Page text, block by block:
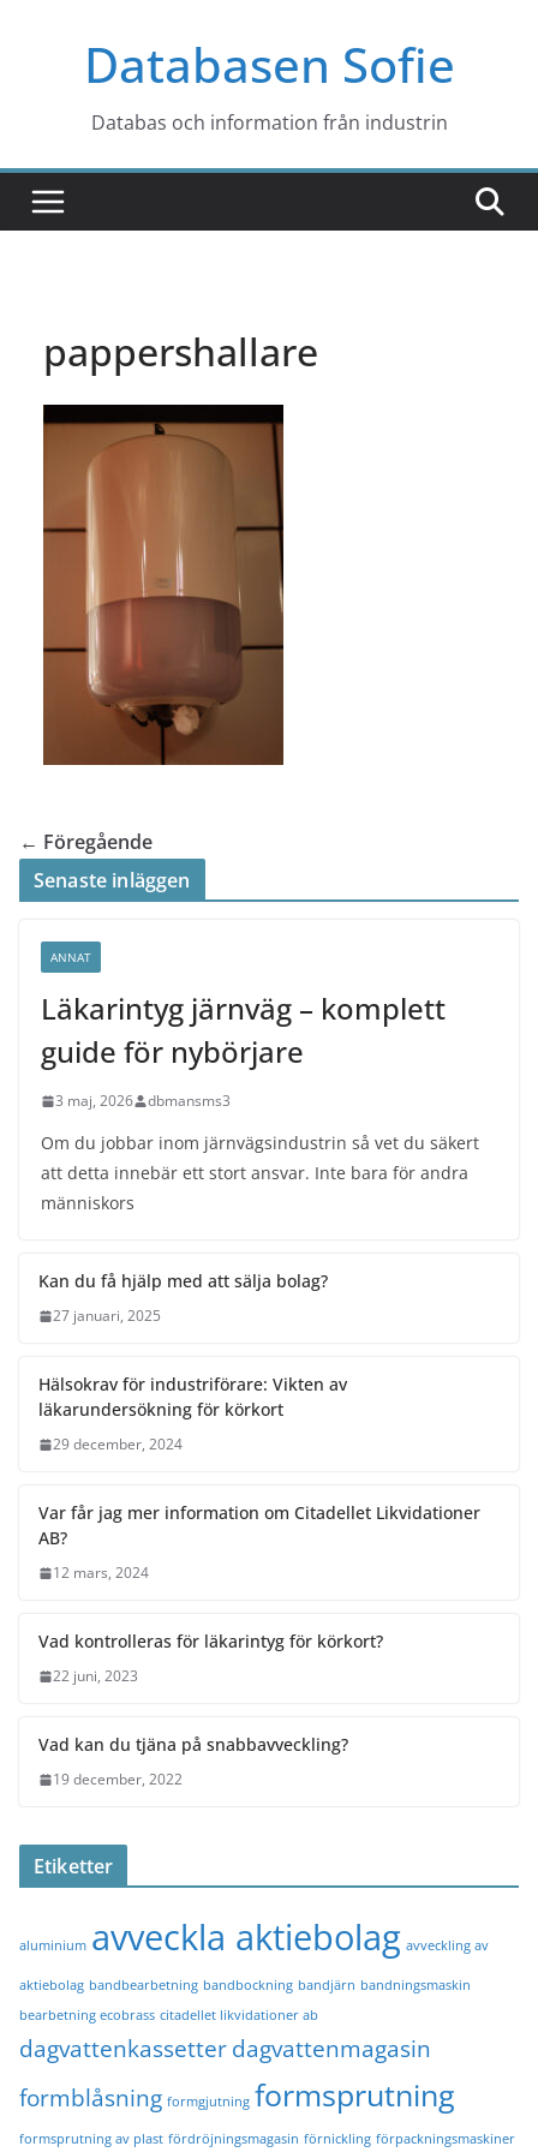
Databasen Sofie
Databas och information från industrin
pappershallare
← Föregående
Senaste inläggen
ANNAT
Läkarintyg järnväg – komplett
guide för nybörjare
3 maj, 2026 dbmansms3
Om du jobbar inom järnvägsindustrin så vet du säkert
att detta innebär ett stort ansvar. Inte bara för andra
människors
Kan du få hjälp med att sälja bolag?
27 januari, 2025
Hälsokrav för industriförare: Vikten av
läkarundersökning för körkort
29 december, 2024
Var får jag mer information om Citadellet Likvidationer
AB?
12 mars, 2024
Vad kontrolleras för läkarintyg för körkort?
22 juni, 2023
Vad kan du tjäna på snabbavveckling?
19 december, 2022
Etiketter
aluminium avveckla aktiebolag avveckling av
aktiebolag bandbearbetning bandbockning bandjärn bandningsmaskin
bearbetning ecobrass citadellet likvidationer ab
dagvattenkassetterdagvattenmagasin
formblåsning formgjutning formsprutning
formsprutning av plast fördröjningsmagasin förnickling förpackningsmaskiner